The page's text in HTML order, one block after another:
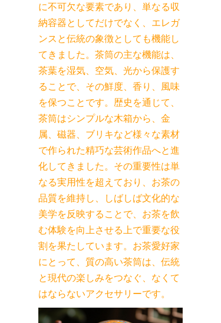
に不可欠な要素であり、単なる収
納容器としてだけでなく、エレガ
ンスと伝統の象徴としても機能し
てきました。茶筒の主な機能は、
茶葉を湿気、空気、光から保護す
ることで、その鮮度、香り、風味
を保つことです。歴史を通じて、
茶筒はシンプルな木箱から、金
属、磁器、ブリキなど様々な素材
で作られた精巧な芸術作品へと進
化してきました。その重要性は単
なる実用性を超えており、お茶の
品質を維持し、しばしば文化的な
美学を反映することで、お茶を飲
む体験を向上させる上で重要な役
割を果たしています。お茶愛好家
にとって、質の高い茶筒は、伝統
と現代の楽しみをつなぐ、なくて
はならないアクセサリーです。